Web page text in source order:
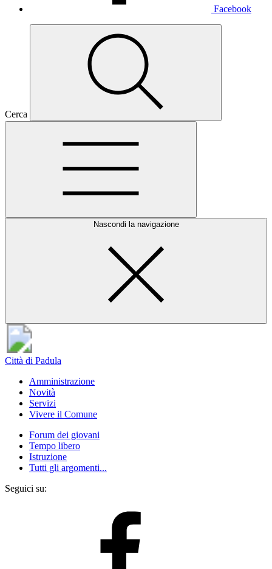
Facebook
Cerca
Nascondi la navigazione
Città di Padula
Amministrazione
Novità
Servizi
Vivere il Comune
Forum dei giovani
Tempo libero
Istruzione
Tutti gli argomenti...
Seguici su: